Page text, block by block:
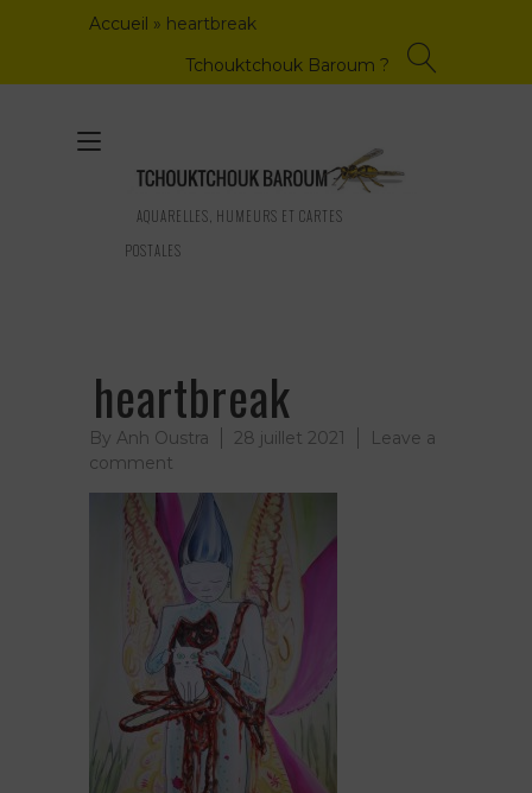
Accueil » heartbreak
Tchouktchouk Baroum ?
AQUARELLES, HUMEURS ET CARTES
POSTALES
Toggle
navigation
heartbreak
By Anh Oustra 28 juillet 2021
Leave a
commenton